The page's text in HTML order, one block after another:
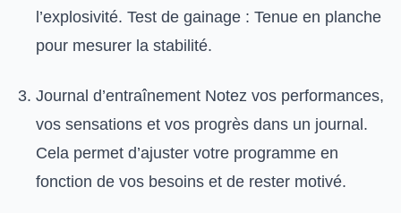
l’explosivité. Test de gainage : Tenue en planche
pour mesurer la stabilité.
Journal d’entraînement Notez vos performances,
vos sensations et vos progrès dans un journal.
Cela permet d’ajuster votre programme en
fonction de vos besoins et de rester motivé.